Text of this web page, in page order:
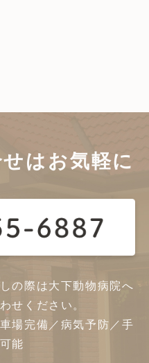
は お気軽に
の際は大下動物病院へ
せください。
場完備／病気予防／手
能